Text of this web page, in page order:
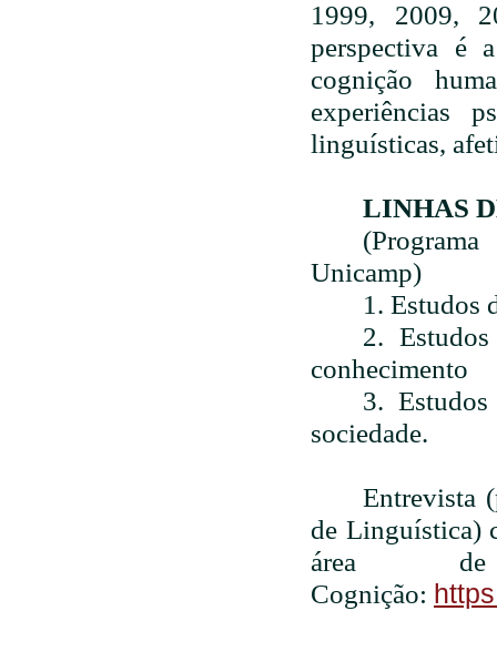
1999, 2009,
perspectiva é
cognição
experiências
linguísticas,
LINHAS
Unicamp)
1. Estudos
2.
conhecimento
3.
sociedade.
Entrevista
de Linguística)
área
Cognição: